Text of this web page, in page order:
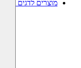
מוצרים לדגים